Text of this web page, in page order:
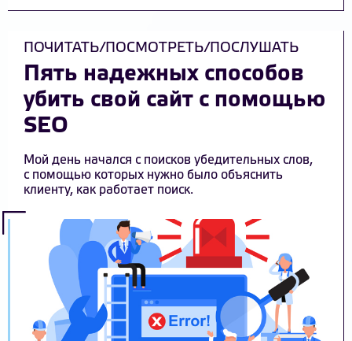
ПОЧИТАТЬ/ПОСМОТРЕТЬ/ПОСЛУШАТЬ
Пять надежных способов
убить свой сайт с помощью
SEO
Мой день начался с поисков убедительных слов,
с помощью которых нужно было объяснить
клиенту, как работает поиск.